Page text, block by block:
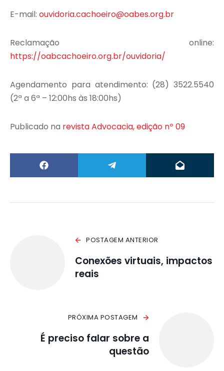
E-mail: ouvidoria.cachoeiro@oabes.org.br
Reclamação online:
https://oabcachoeiro.org.br/ouvidoria/
Agendamento para atendimento: (28) 3522.5540
(2ª a 6ª – 12:00hs às 18:00hs)
Publicado na revista Advocacia, edição nº 09
POSTAGEM ANTERIOR
Conexões virtuais, impactos
reais
PRÓXIMA POSTAGEM
É preciso falar sobre a
questão